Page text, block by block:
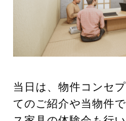
当日は、物件コンセ
てのご紹介や当物件